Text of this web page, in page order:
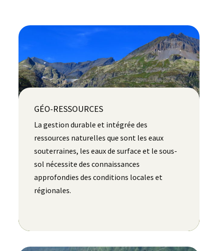
GÉO-RESSOURCES
La gestion durable et intégrée des
ressources naturelles que sont les eaux
souterraines, les eaux de surface et le sous-
sol nécessite des connaissances
approfondies des conditions locales et
régionales.